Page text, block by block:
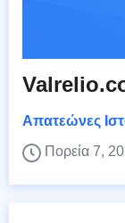
Απατεώνες
Πορεία 7,